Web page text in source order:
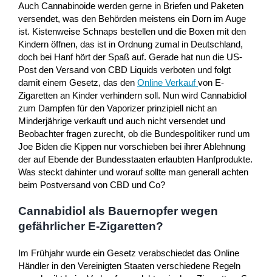
Auch Cannabinoide werden gerne in Briefen und Paketen
versendet, was den Behörden meistens ein Dorn im Auge
ist. Kistenweise Schnaps bestellen und die Boxen mit den
Kindern öffnen, das ist in Ordnung zumal in Deutschland,
doch bei Hanf hört der Spaß auf. Gerade hat nun die US-
Post den Versand von CBD Liquids verboten und folgt
damit einem Gesetz, das den Online Verkaufvon E-
Zigaretten an Kinder verhindern soll. Nun wird Cannabidiol
zum Dampfen für den Vaporizer prinzipiell nicht an
Minderjährige verkauft und auch nicht versendet und
Beobachter fragen zurecht, ob die Bundespolitiker rund um
Joe Biden die Kippen nur vorschieben bei ihrer Ablehnung
der auf Ebende der Bundesstaaten erlaubten Hanfprodukte.
Was steckt dahinter und worauf sollte man generall achten
beim Postversand von CBD und Co?
Cannabidiol als Bauernopfer wegen
gefährlicher E-Zigaretten?
Im Frühjahr wurde ein Gesetz verabschiedet das Online
Händler in den Vereinigten Staaten verschiedene Regeln